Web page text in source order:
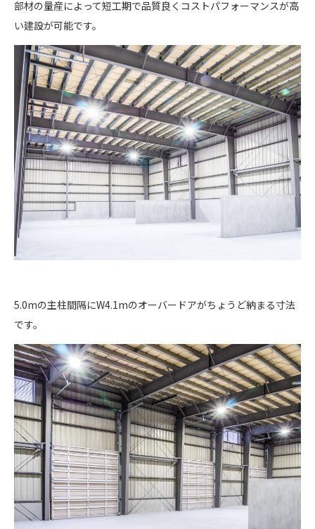
部材の量産によって短工期で品質良くコストパフォーマンスが高
い建設が可能です。
5.0mの主柱間隔にW4.1mのオーバードアがちょうど納まる寸法
です。